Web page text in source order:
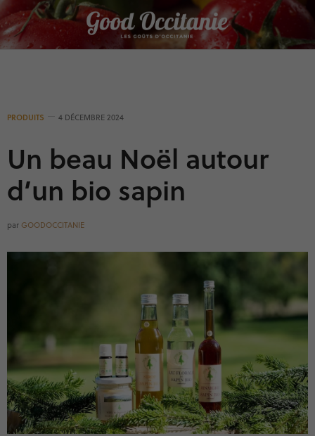
PRODUITS 4 DÉCEMBRE 2024
Un beau Noël autour
d’un bio sapin
par GOODOCCITANIE
Panneau de gestion des cookies